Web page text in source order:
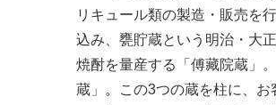
リキュール類の製造・販売を
込み、甕貯蔵という明治・大
焼酎を量産する「傅藏院蔵」
蔵」。この3つの蔵を柱に、